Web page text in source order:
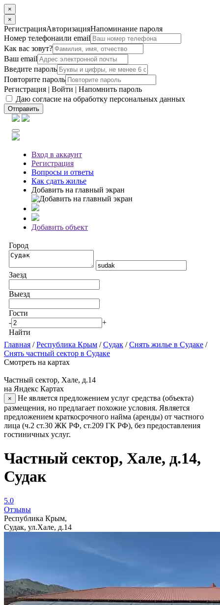
×
×
РегистрацияАвторизацияНапоминание пароля
Номер телефонаили email
Как вас зовут?
Ваш email
Введите пароль
Повторите пароль
Регистрация | Войти | Напомнить пароль
Даю согласие на обработку персональных данных
Отправить
Вход в аккаунт
Регистрация
Вопросы и ответы
Как сдать жилье
Добавить на главный экран
Добавить объект
Город
Заезд
Выезд
Гости
-
+
Найти
Главная /Республика Крым /Судак /Снять жилье в Судаке /
Снять частный сектор в Судаке
Смотреть на картах
Частный сектор, Хале, д.14
на Яндекс Картах
×
Не является предложением услуг средства (объекта)
размещения, но предлагает похожие условия. Является
предложением краткосрочного найма (аренды) от частного
лица (ч.2 ст.30 ЖК РФ, ст.209 ГК РФ), без предоставления
гостиничных услуг.
Частный сектор, Хале, д.14,
Судак
5.0
Отзывы
Республика Крым,
Судак, ул.Хале, д.14